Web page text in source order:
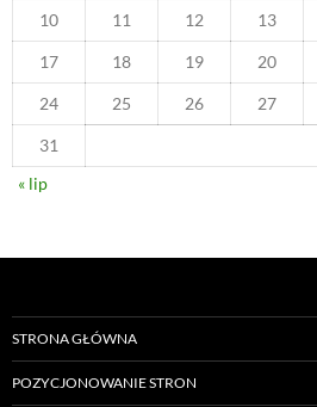
10 11 12 13
17 18 19 20
24 25 26 27
31
« lip
STRONA GŁÓWNA
POZYCJONOWANIE STRON